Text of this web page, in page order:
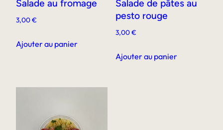
Salade au fromage
3,00€
Ajouter au panier
Salade de pâtes au
pesto rouge
3,00€
Ajouter au panier